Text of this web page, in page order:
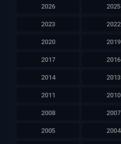
2026 2025
2023 2022
2020 2019
2017 2016
2014 2013
2011 2010
2008 2007
2005 2004